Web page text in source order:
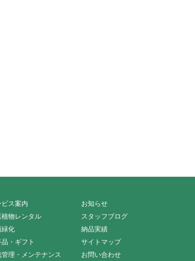
ビス案内
植物レンタル
緑化
・ギフト
管理・メンテナンス
お知らせ
スタッフブログ
納品実績
サイトマップ
お問い合わせ